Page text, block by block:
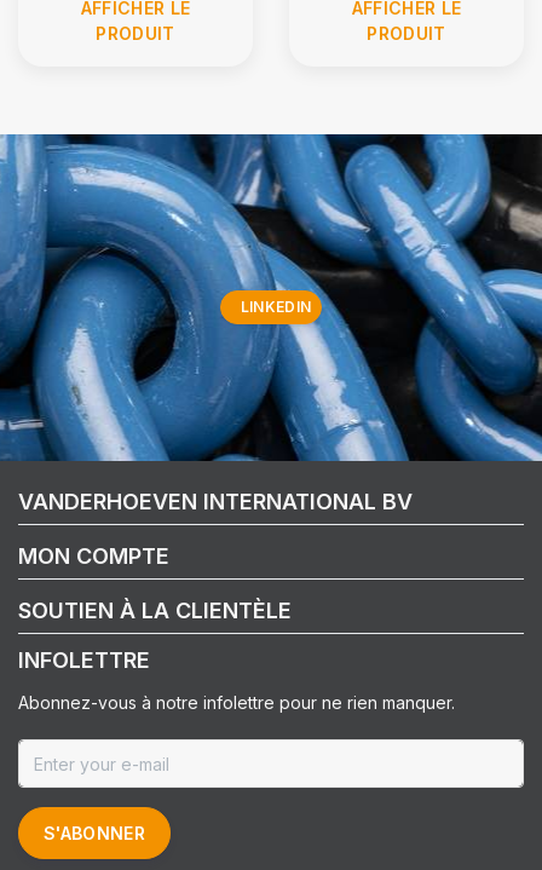
AFFICHER LE
PRODUIT
AFFICHER LE
PRODUIT
LINKEDIN
VANDERHOEVEN INTERNATIONAL BV
MON COMPTE
SOUTIEN À LA CLIENTÈLE
INFOLETTRE
Abonnez-vous à notre infolettre pour ne rien manquer.
S'ABONNER